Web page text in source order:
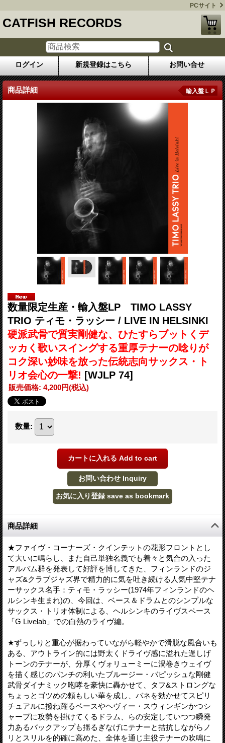
PCサイト
CATFISH RECORDS
ログイン 新規登録はこちら お問い合せ
商品詳細 輸入盤ＬＰ
数量限定生産・輸入盤LP TIMO LASSY
TRIO ティモ・ラッシー / LIVE IN HELSINKI
硬派武骨で質実剛健な、ひたすらブットくデ
ッカく歌いスイングする重厚テナーの唸りが
コク深い妙味を放った伝統志向サックス・ト
リオ会心の一撃! [WJLP 74]
販売価格: 4,200円(税込)
数量:
商品詳細
★ファイヴ・コーナーズ・クインテットの花形フロントとし
て大いに鳴らし、また自己単独名義でも着々と気合の入った
アルバム群を発表して好評を博してきた、フィンランドのジ
ャズ&クラブジャズ界で精力的に気を吐き続ける人気中堅テナ
ーサックス名手：ティモ・ラッシー(1974年フィンランドのヘ
ルシンキ生まれ)の、今回は、ベース＆ドラムとのシンプルな
サックス・トリオ体制による、ヘルシンキのライヴスペース
「G Livelab」での白熱のライヴ編。
★ずっしりと重心が据わっていながら軽やかで滑脱な風合いも
ある、アウトライン的には野太くドライヴ感に溢れた逞しげ
トーンのテナーが、分厚くヴォリューミーに渦巻きウェイヴ
を描く感じのパンチの利いたブルージー・バピッシュな剛健
武骨ダイナミック咆哮を豪快に轟かせて、タフ&ストロングな
ちょっとゴツめの頼もしい華を成し、バネを効かせてスピリ
チュアルに撥ね躍るベースやヘヴィー・スウィンギンかつシ
ャープに攻勢を掛けてくるドラム、らの安定していつつ瞬発
力あるバックアップも揺るぎなげにテナーと拮抗しながらノ
リとスリルを的確に高めた、全体を通じ主役テナーの吹鳴に